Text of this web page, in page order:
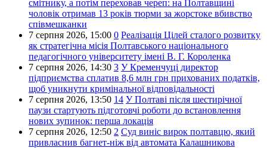
смітнику, а потім переховав череп: на Полтавщині
чоловік отримав 13 років тюрми за жорстоке вбивство
співмешканки
7 серпня 2026, 15:00 0 Реалізація Цілей сталого розвитку
як стратегічна місія Полтавського національного
педагогічного університету імені В. Г. Короленка
7 серпня 2026, 14:30 3 У Кременчуці директор
підприємства сплатив 8,6 млн грн прихованих податків,
щоб уникнути кримінальної відповідальності
7 серпня 2026, 13:50 14 У Полтаві після шестирічної
паузи стартують підготовчі роботи до встановлення
нових зупинок: перша локація
7 серпня 2026, 12:50 2 Суд виніс вирок полтавцю, який
привласнив багнет-ніж від автомата Калашникова